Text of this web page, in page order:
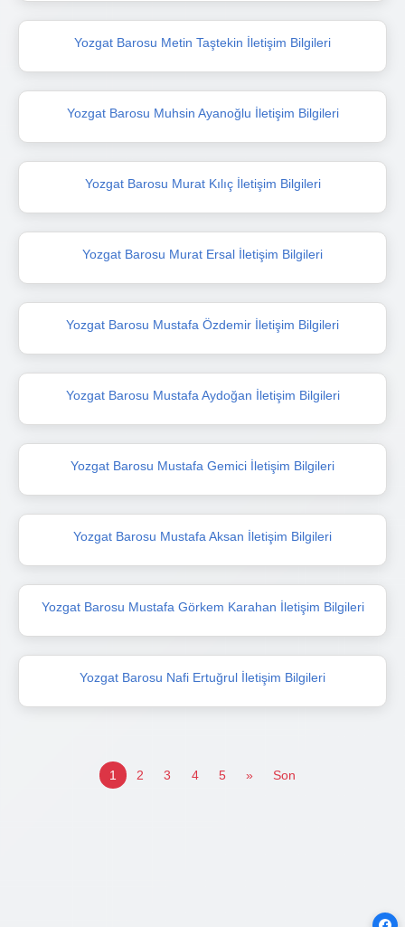
Yozgat Barosu Metin Taştekin İletişim Bilgileri
Yozgat Barosu Muhsin Ayanoğlu İletişim Bilgileri
Yozgat Barosu Murat Kılıç İletişim Bilgileri
Yozgat Barosu Murat Ersal İletişim Bilgileri
Yozgat Barosu Mustafa Özdemir İletişim Bilgileri
Yozgat Barosu Mustafa Aydoğan İletişim Bilgileri
Yozgat Barosu Mustafa Gemici İletişim Bilgileri
Yozgat Barosu Mustafa Aksan İletişim Bilgileri
Yozgat Barosu Mustafa Görkem Karahan İletişim Bilgileri
Yozgat Barosu Nafi Ertuğrul İletişim Bilgileri
1 2 3 4 5 » Son